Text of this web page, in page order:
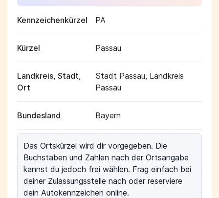
Kennzeichenkürzel PA
Kürzel Passau
Landkreis, Stadt,
Ort
Stadt Passau, Landkreis
Passau
Bundesland Bayern
Das Ortskürzel wird dir vorgegeben. Die
Buchstaben und Zahlen nach der Ortsangabe
kannst du jedoch frei wählen. Frag einfach bei
deiner Zulassungsstelle nach oder reserviere
dein Autokennzeichen online.